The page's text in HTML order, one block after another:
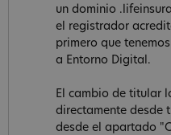
un dominio
el registrador
primero que
a Entorno Digital.
El cambio de titular
directamente desde
desde el apartado